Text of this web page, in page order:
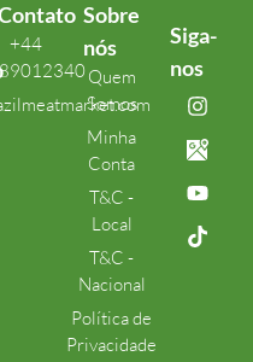
+44
Sobre
nós
Quem
Somos
Minha
Conta
T&C -
Local
T&C -
Nacional
Política de
Privacidade
Siga-
nos